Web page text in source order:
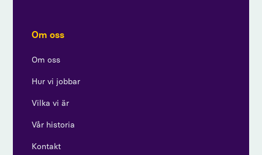
Om oss
Om oss
Hur vi jobbar
Vilka vi är
Vår historia
Kontakt